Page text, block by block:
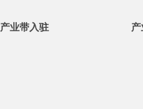
产业带入驻